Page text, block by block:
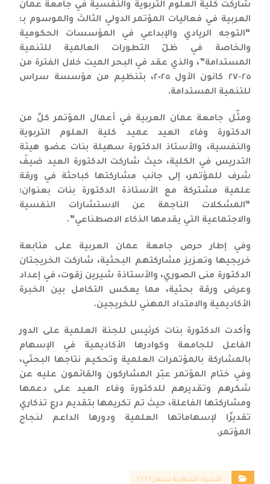
شاركت كلية العلوم التربوية والنفسية في جامعة عمان
العربية في فعاليات المؤتمر الدولي الثالث والموسوم بـ:
“التوجه الريادي والإبداعي في المؤسسات الحكومية
والخاصة في ظلّ التطورات العالمية للتنمية
المستدامة”، والذي عقد في البحر الميت خلال الفترة من
٢٥-٢٧ كانون الأول ٢٠٢٥، بتنظيم من مؤسسة سراس
للتنمية المستدامة.
ومثّل جامعة عمان العربية في أعمال المؤتمر كلً من
الدكتورة وفاء العيد عميد كلية العلوم التربوية
والنفسية، والأستاذ الدكتورة سهيلة بنات عضو هيئة
التدريس في الكلية، حيث شاركت الدكتورة العيد ضيفَ
شرف للمؤتمر، إلى جانب مشاركتها كباحثة في ورقة
علمية مشتركة مع الأستاذة الدكتورة بنات بعنوان:
“المشكلات الناجمة عن الاستشارات النفسية
والاجتماعية التي يقدمها الذكاء الاصطناعي”.
وفي إطار حرص جامعة عمان العربية على متابعة
خريجيها وتعزيز مشاركتهم البحثية، شاركت الخريجتان
الدكتورة منى الصوري، والأستاذة شيرين زقوت، في إعداد
وعرض ورقة بحثية، مما يعكس التكامل بين الخبرة
الأكاديمية والامتداد المهني للخريجين.
وأكدت الدكتورة بنات كرئيس للجنة العلمية على الدور
الفاعل للجامعة وكوادرها الأكاديمية في الإسهام
بالمشاركة بالمؤتمرات العلمية وتحكيم نتاجها البحثي،
وفي ختام المؤتمر عبّر المشاركون والقائمون عليه عن
شكرهم وتقديرهم للدكتورة وفاء العيد على دعمها
ومشاركتها الفاعلة، حيث تم تكريمها بتقديم درع تذكاري
تقديرًا لإسهاماتها العلمية ودورها الداعم لنجاح
المؤتمر.
النشرة الشهرية لشهر ١ ٢٠٢٦